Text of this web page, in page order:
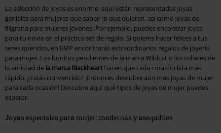
La selección de joyas es enorme: aquí están representadas joyas
geniales para mujeres que saben lo que quieren, así como joyas de
filigrana para mujeres jóvenes. Por ejemplo, puedes encontrar joyas
para tu novia en el práctico set de regalo. Si quieres hacer felices a tus
seres queridos, en EMP encontrarás extraordinarios regalos de joyería
para mujer. Los bonitos pendientes de la marca Wildcat o los collares de
la amistad de la marca Blackheart hacen que cada corazón lata más
rápido. ¿Estás convencido? ¡Entonces descubre aún más joyas de mujer
para cada ocasión! Descubre aquí qué tipos de joyas de mujer puedes
esperar:
Joyas especiales para mujer: modernas y asequibles